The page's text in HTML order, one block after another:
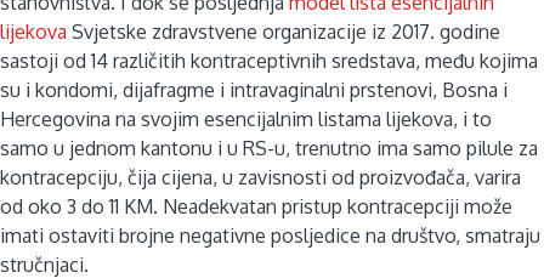
lijekova Svjetske zdravstvene organizacije iz 2017. godine
sastoji od 14 različitih kontraceptivnih sredstava, među kojima
su i kondomi, dijafragme i intravaginalni prstenovi, Bosna i
Hercegovina na svojim esencijalnim listama lijekova, i to
samo u jednom kantonu i u RS-u, trenutno ima samo pilule za
kontracepciju, čija cijena, u zavisnosti od proizvođača, varira
od oko 3 do 11 KM. Neadekvatan pristup kontracepciji može
imati ostaviti brojne negativne posljedice na društvo, smatraju
stručnjaci.